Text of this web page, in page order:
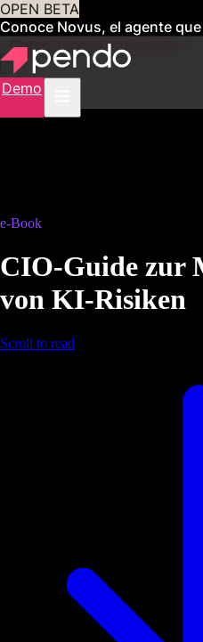
OPEN BETA
Conoce Novus, el agente
Obtén acceso anticipado
Demo
e-Book
CIO-Guide zur
von KI-Risiken
Scroll to read